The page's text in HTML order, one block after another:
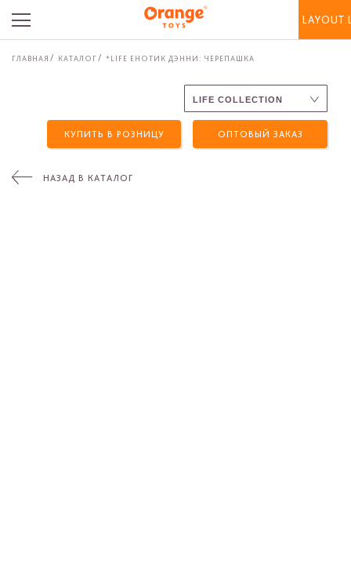
ГЛАВНАЯ КАТАЛОГ *LIFE ЕНОТИК ДЭННИ: ЧЕРЕПАШКА
ОПТОВЫЙ ЗАКАЗ
КУПИТЬ В РОЗНИЦУ
НАЗАД В КАТАЛОГ